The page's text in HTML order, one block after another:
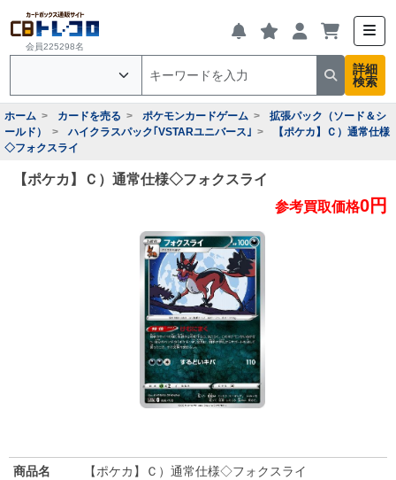
会員225298名
詳細
検索
ホーム カードを売る ポケモンカードゲーム
拡張パック（ソード＆シ
ールド）
ハイクラスパック｢VSTARユニバース｣
【ポケカ】Ｃ）通常仕様
◇フォクスライ
【ポケカ】Ｃ）通常仕様◇フォクスライ
参考買取価格0円
商品名
【ポケカ】Ｃ）通常仕様◇フォクスライ